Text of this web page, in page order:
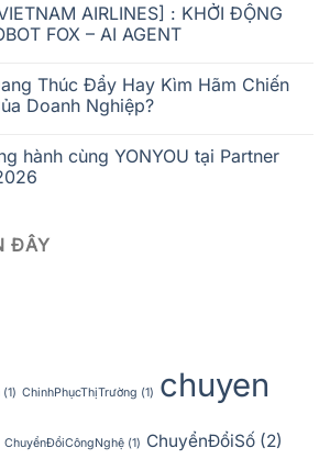
AIRLINES] : KHỞI ĐỘNG
FOX – AI AGENT
Thúc Đẩy Hay Kìm Hãm Chiến
Doanh Nghiệp?
hành cùng YONYOU tại Partner
ĐÂY
(1) ChinhPhụcThịTrường (1) chuyen
ChuyểnĐổiCôngNghệ (1) ChuyểnĐổiSố (2)